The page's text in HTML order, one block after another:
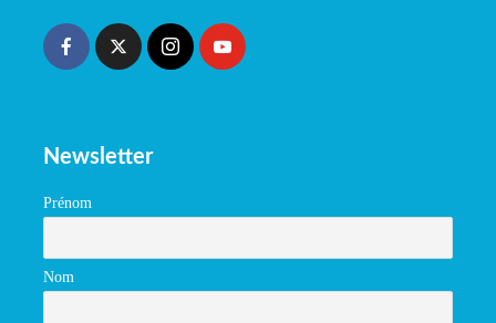
Newsletter
Prénom
Nom